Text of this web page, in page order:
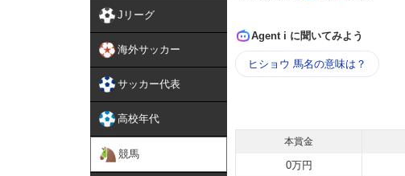
Jリーグ
海外サッカー
サッカー代表
高校年代
競馬
Agent i に聞いてみよう
ヒショウ 馬名の意味は？
本賞金
0万円